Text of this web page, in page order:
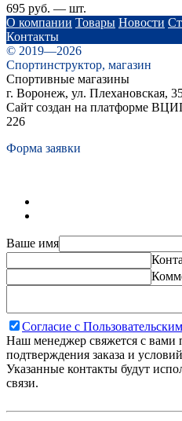
695 руб. — шт.
О компании Товары Новости
Контакты
© 2019—2026
Спортинструктор, магазин
Спортивные магазины
г. Воронеж, ул. Плехановская,
Сайт создан на платформе
226
Форма заявки
Ваше имя
Согласие с
Наш менеджер свяжется с вами
подтверждения заказа и
Указанные контакты будут
связи.